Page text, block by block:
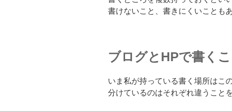
書けないこと、書きにくいことも
ブログとHPで書く
いま私が持っている書く場所はこ
分けているのはそれぞれ違うこと